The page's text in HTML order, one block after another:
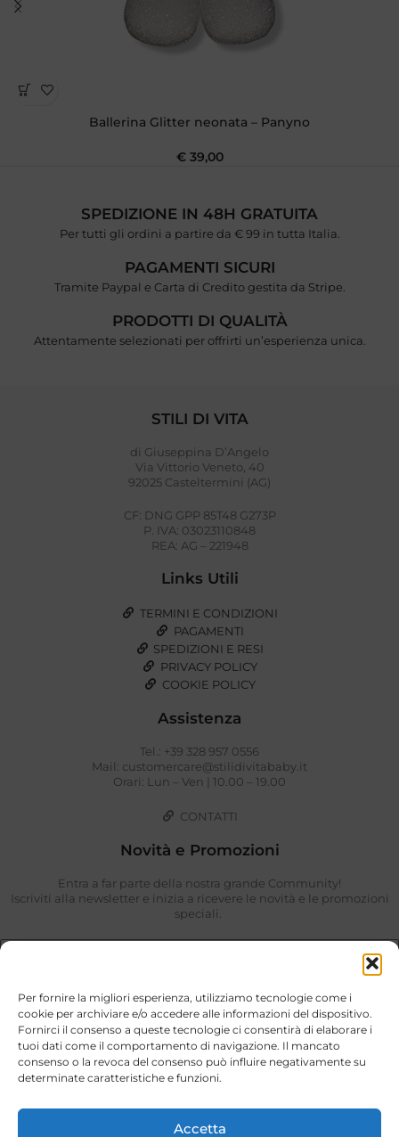
Per fornire la migliori esperienza, utilizziamo tecnologie come i
cookie per archiviare e/o accedere alle informazioni del dispositivo.
Fornirci il consenso a queste tecnologie ci consentirà di elaborare i
tuoi dati come il comportamento di navigazione. Il mancato
consenso o la revoca del consenso può influire negativamente su
determinate caratteristiche e funzioni.
Accetta
Ballerina Glitter neonata – Panyno
€39,00
SPEDIZIONE IN 48H GRATUITA
Per tutti gli ordini a partire da € 99 in tutta Italia.
PAGAMENTI SICURI
Tramite Paypal e Carta di Credito gestita da Stripe.
PRODOTTI DI QUALITÀ
Attentamente selezionati per offrirti un’esperienza unica.
STILI DI VITA
di Giuseppina D’Angelo
Via Vittorio Veneto, 40
92025 Casteltermini (AG)
CF: DNG GPP 85T48 G273P
P. IVA: 03023110848
REA: AG – 221948
Links Utili
TERMINI E CONDIZIONI
PAGAMENTI
SPEDIZIONI E RESI
PRIVACY POLICY
COOKIE POLICY
Assistenza
Tel.: +39 328 957 0556
Mail: customercare@stilidivitababy.it
Orari: Lun – Ven | 10.00 – 19.00
CONTATTI
Novità e Promozioni
Entra a far parte della nostra grande Community!
Iscriviti alla newsletter e inizia a ricevere le novità e le promozioni
speciali.
ISCRIVIMI